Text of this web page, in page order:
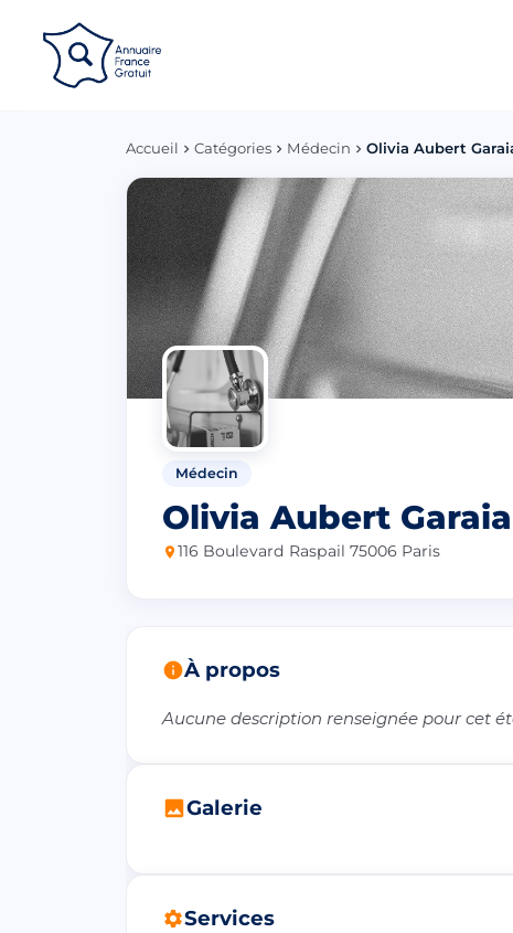
Accueil Catégories Médecin Olivia Aubert
Médecin
Olivia Aubert
116 Boulevard Raspail 75006 Paris
À propos
Aucune description renseignée pour cet
Galerie
Services